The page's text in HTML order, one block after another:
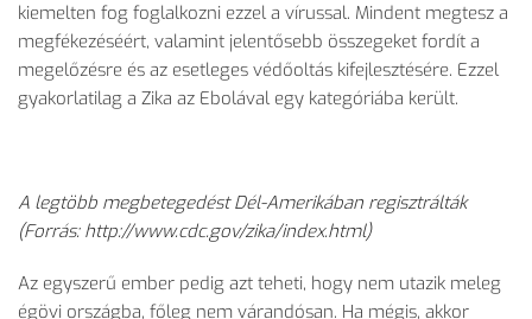
kiemelten fog foglalkozni ezzel a vírussal. Mindent megtesz a
megfékezéséért, valamint jelentősebb összegeket fordít a
megelőzésre és az esetleges védőoltás kifejlesztésére. Ezzel
gyakorlatilag a Zika az Ebolával egy kategóriába került.
A legtöbb megbetegedést Dél-Amerikában regisztrálták
(Forrás: http://www.cdc.gov/zika/index.html)
Az egyszerű ember pedig azt teheti, hogy nem utazik meleg
égövi országba, főleg nem várandósan. Ha mégis, akkor